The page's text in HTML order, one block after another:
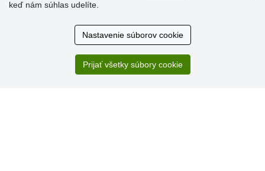
zákazníkov
Ústretovosť, pohotovosť. Som spokojná.
Veľká spokojnosť. Volal mi odtiaľ veľmi milý pán, že
zásielka sa nezmestí do boxu, tak sme to dali na poštu....
keď nám súhlas udelíte.
Nastavenie súborov cookie
Prijať všetky súbory cookie